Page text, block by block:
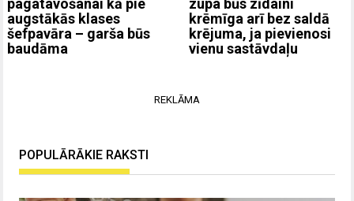
pagatavošanai kā pie
augstākās klases
šefpavāra – garša būs
baudāma
zupa būs zīdaini
krēmīga arī bez saldā
krējuma, ja pievienosi
vienu sastāvdaļu
REKLĀMA
POPULĀRĀKIE RAKSTI